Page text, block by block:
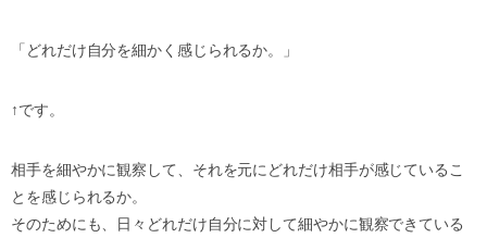
「どれだけ自分を細かく感じられるか。」
↑です。
相手を細やかに観察して、それを元にどれだけ相手が感じているこ
とを感じられるか。
そのためにも、日々どれだけ自分に対して細やかに観察できている